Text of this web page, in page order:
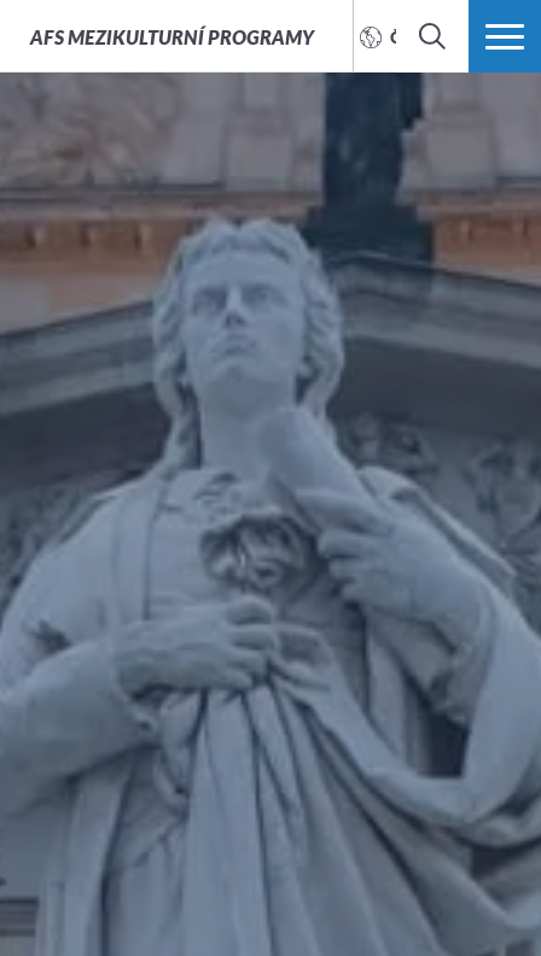
AFSMEZIKULTURNÍ PROGRAMY ČEŠTINA
HLEDAT VÍCE